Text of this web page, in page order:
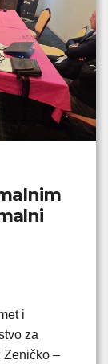
i
za
Zeničko –